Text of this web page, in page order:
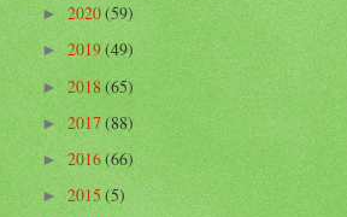
►2020(59)
►2019(49)
►2018(65)
►2017(88)
►2016(66)
►2015(5)